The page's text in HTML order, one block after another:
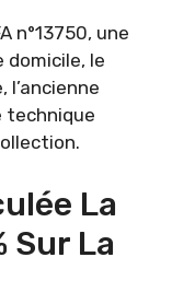
n°13750, une
le
l’ancienne
technique
La
Sur La